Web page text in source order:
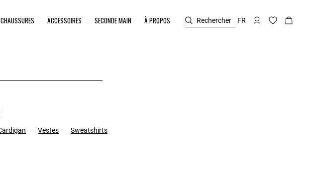
CHAUSSURES ACCESSOIRES SECONDE MAIN À PROPOS Rechercher FR
Vestes Sweatshirts